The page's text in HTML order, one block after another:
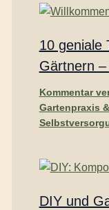
10 geniale
Gärtnern
Kommentar
Gartenpraxis
DIY und